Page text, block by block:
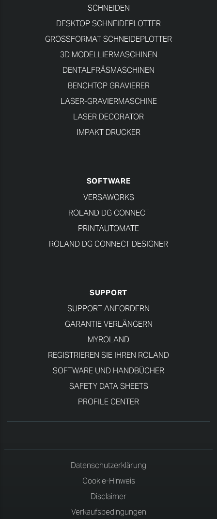
SCHNEIDEN
DESKTOP SCHNEIDEPLOTTER
GROSSFORMAT SCHNEIDEPLOTTER
3D MODELLIERMASCHINEN
DENTALFRÄSMASCHINEN
BENCHTOP GRAVIERER
LASER-GRAVIERMASCHINE
LASER DECORATOR
IMPAKT DRUCKER
SOFTWARE
VERSAWORKS
ROLAND DG CONNECT
PRINTAUTOMATE
ROLAND DG CONNECT DESIGNER
SUPPORT
SUPPORT ANFORDERN
GARANTIE VERLÄNGERN
MYROLAND
REGISTRIEREN SIE IHREN ROLAND
SOFTWARE UND HANDBÜCHER
SAFETY DATA SHEETS
PROFILE CENTER
Datenschutzerklärung
Cookie-Hinweis
Disclaimer
Verkaufsbedingungen